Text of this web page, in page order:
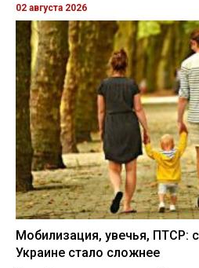
02 августа 2026
Мобилизация, увечья, ПТСР:
Украине стало сложнее